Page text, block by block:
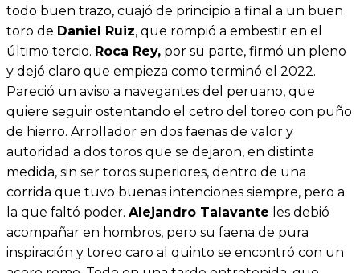
todo buen trazo, cuajó de principio a final a un buen
toro de Daniel Ruiz, que rompió a embestir en el
último tercio. Roca Rey, por su parte, firmó un pleno
y dejó claro que empieza como terminó el 2022.
Pareció un aviso a navegantes del peruano, que
quiere seguir ostentando el cetro del toreo con puño
de hierro. Arrollador en dos faenas de valor y
autoridad a dos toros que se dejaron, en distinta
medida, sin ser toros superiores, dentro de una
corrida que tuvo buenas intenciones siempre, pero a
la que faltó poder. Alejandro Talavante les debió
acompañar en hombros, pero su faena de pura
inspiración y toreo caro al quinto se encontró con un